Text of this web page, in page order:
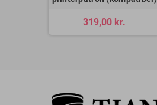
319,00 kr.